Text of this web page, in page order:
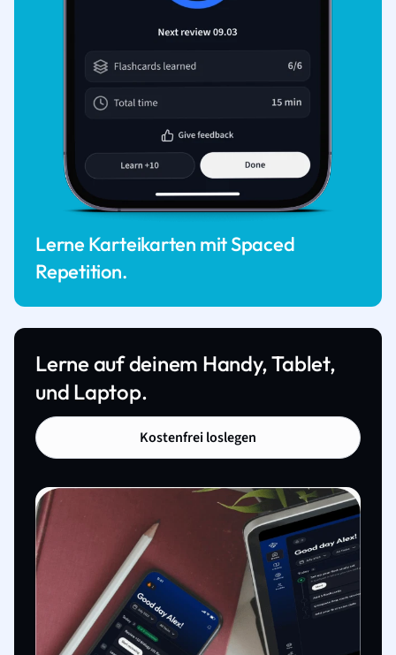
Lerne Karteikarten mit Spaced
Repetition.
Lerne auf deinem Handy, Tablet,
und Laptop.
Kostenfrei loslegen